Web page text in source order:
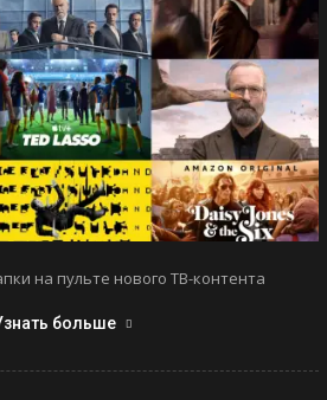
на пульте нового ТВ-контента
больше